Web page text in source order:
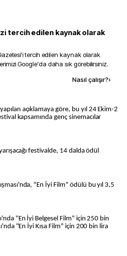
tercih edilen kaynak olarak
'i tercih edilen kaynak olarak
Google'da daha sık görebilirsiniz.
Nasıl çalışır?›
kapsamında genç sinemacılar
festivalde, 14 dalda ödül
"En İyi Film" ödülü bu yıl 3,5
"En İyi Belgesel Film" için 250 bin
"En İyi Kısa Film" için 200 bin lira